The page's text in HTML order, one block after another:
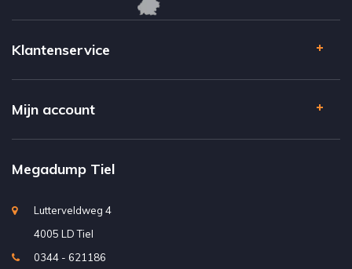
Klantenservice
Mijn account
Megadump Tiel
Lutterveldweg 4
4005 LD Tiel
0344 - 621186